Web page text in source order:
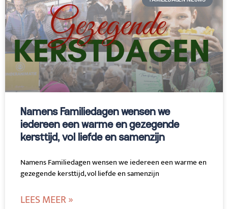
Namens Familiedagen wensen we
iedereen een warme en gezegende
kersttijd, vol liefde en samenzijn
Namens Familiedagen wensen we iedereen een warme en
gezegende kersttijd, vol liefde en samenzijn
LEES MEER »